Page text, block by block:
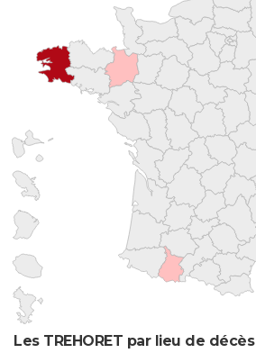
Les TREHORET par lieu de décès